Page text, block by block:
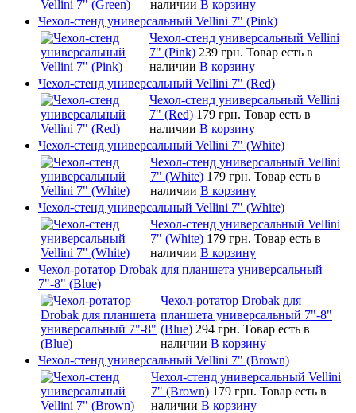
наличии В корзину
Чехол-стенд универсальный Vellini 7" (Pink)
Чехол-стенд универсальный Vellini
7" (Pink) 239 грн. Товар есть в
наличии В корзину
Чехол-стенд универсальный Vellini 7" (Red)
Чехол-стенд универсальный Vellini
7" (Red) 179 грн. Товар есть в
наличии В корзину
Чехол-стенд универсальный Vellini 7" (White)
Чехол-стенд универсальный Vellini
7" (White) 179 грн. Товар есть в
наличии В корзину
Чехол-стенд универсальный Vellini 7" (White)
Чехол-стенд универсальный Vellini
7" (White) 179 грн. Товар есть в
наличии В корзину
Чехол-ротатор Drobak для планшета универсальный
7"-8" (Blue)
Чехол-ротатор Drobak для
планшета универсальный 7"-8"
(Blue) 294 грн. Товар есть в
наличии В корзину
Чехол-стенд универсальный Vellini 7" (Brown)
Чехол-стенд универсальный Vellini
7" (Brown) 179 грн. Товар есть в
наличии В корзину